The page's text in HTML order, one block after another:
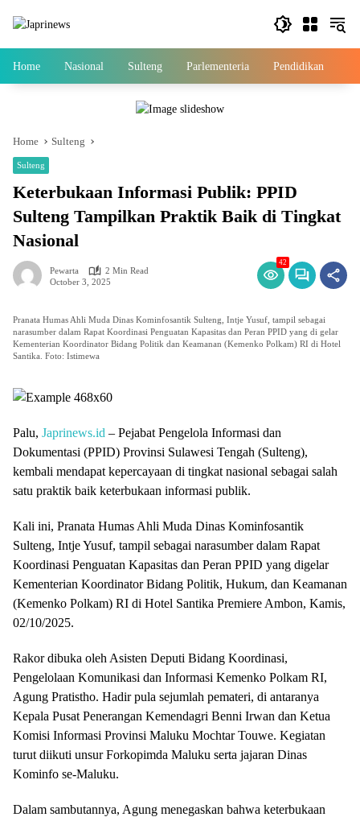
Home Nasional Sulteng Parlementeria Pendidikan
Home Sulteng
Sulteng
Keterbukaan Informasi Publik: PPID
Sulteng Tampilkan Praktik Baik di Tingkat
Nasional
Pewarta
2 Min Read
October 3, 2025
42
Pranata Humas Ahli Muda Dinas Kominfosantik Sulteng, Intje Yusuf, tampil sebagai
narasumber dalam Rapat Koordinasi Penguatan Kapasitas dan Peran PPID yang di gelar
Kementerian Koordinator Bidang Politik dan Keamanan (Kemenko Polkam) RI di Hotel
Santika. Foto: Istimewa
Palu, Japrinews.id – Pejabat Pengelola Informasi dan
Dokumentasi (PPID) Provinsi Sulawesi Tengah (Sulteng),
kembali mendapat kepercayaan di tingkat nasional sebagai salah
satu praktik baik keterbukaan informasi publik.
Kali ini, Pranata Humas Ahli Muda Dinas Kominfosantik
Sulteng, Intje Yusuf, tampil sebagai narasumber dalam Rapat
Koordinasi Penguatan Kapasitas dan Peran PPID yang digelar
Kementerian Koordinator Bidang Politik, Hukum, dan Keamanan
(Kemenko Polkam) RI di Hotel Santika Premiere Ambon, Kamis,
02/10/2025.
Rakor dibuka oleh Asisten Deputi Bidang Koordinasi,
Pengelolaan Komunikasi dan Informasi Kemenko Polkam RI,
Agung Pratistho. Hadir pula sejumlah pemateri, di antaranya
Kepala Pusat Penerangan Kemendagri Benni Irwan dan Ketua
Komisi Informasi Provinsi Maluku Mochtar Touwe. Kegiatan
turut diikuti unsur Forkopimda Maluku serta jajaran Dinas
Kominfo se-Maluku.
Dalam sambutannya, Agung menegaskan bahwa keterbukaan